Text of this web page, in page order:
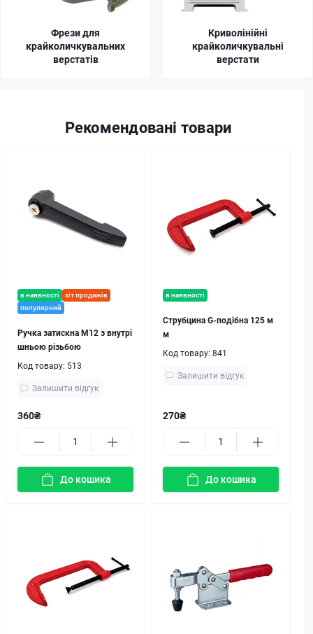
Фрези для
крайколичкувальних
верстатів
Криволінійні
крайколичкувальні
верстати
Рекомендовані товари
в наявності
хіт продажів
популярний
Ручка затискна М12 з внутрі
шньою різьбою
Код товару: 513
Залишити відгук
360₴
До кошика
в наявності
Струбцина G-подібна 125 м
м
Код товару: 841
Залишити відгук
270₴
До кошика